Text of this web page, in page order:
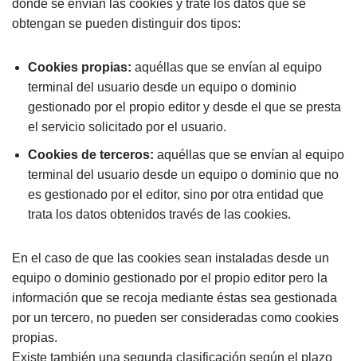
donde se envían las cookies y trate los datos que se
obtengan se pueden distinguir dos tipos:
Cookies propias: aquéllas que se envían al equipo
terminal del usuario desde un equipo o dominio
gestionado por el propio editor y desde el que se presta
el servicio solicitado por el usuario.
Cookies de terceros: aquéllas que se envían al equipo
terminal del usuario desde un equipo o dominio que no
es gestionado por el editor, sino por otra entidad que
trata los datos obtenidos través de las cookies.
En el caso de que las cookies sean instaladas desde un
equipo o dominio gestionado por el propio editor pero la
información que se recoja mediante éstas sea gestionada
por un tercero, no pueden ser consideradas como cookies
propias.
Existe también una segunda clasificación según el plazo